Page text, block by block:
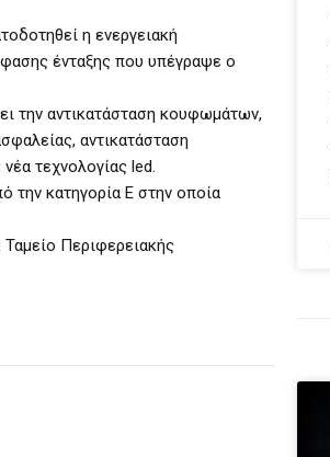
η ενεργειακή
ένταξης που υπέγραψε ο
την αντικατάσταση κουφωμάτων,
αντικατάσταση
τεχνολογίας led.
την κατηγορία Ε στην οποία
Περιφερειακής